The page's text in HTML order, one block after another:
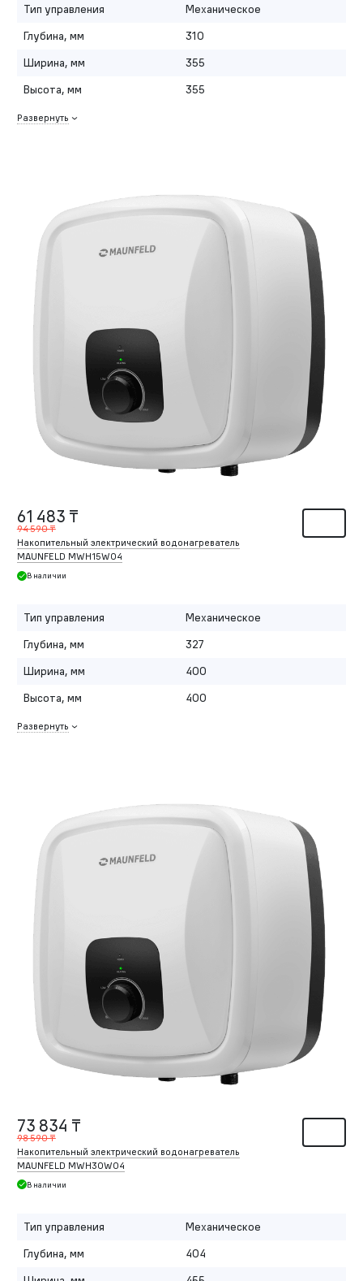
Тип управления
Механическое
Глубина, мм
310
Ширина, мм
355
Высота, мм
355
Развернуть
61 483 ₸
94 590 ₸
Накопительный электрический водонагреватель
MAUNFELD MWH15W04
В наличии
Тип управления
Механическое
Глубина, мм
327
Ширина, мм
400
Высота, мм
400
Развернуть
73 834 ₸
98 590 ₸
Накопительный электрический водонагреватель
MAUNFELD MWH30W04
В наличии
Тип управления
Механическое
Глубина, мм
404